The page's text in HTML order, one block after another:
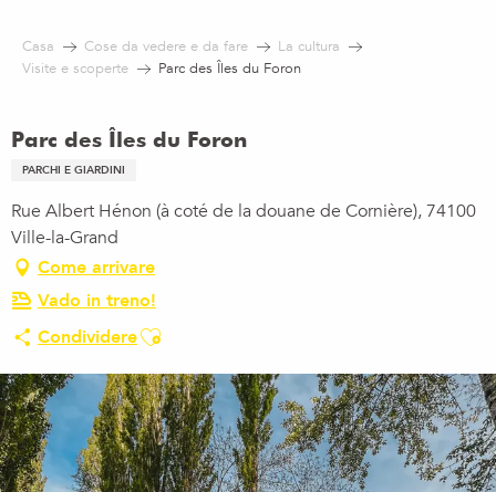
contenu
Casa Cose da vedere e da fare
La cultura
Visite e scoperte
Parc des Îles du Foron
Parc des Îles du Foron
PARCHI E GIARDINI
Rue Albert Hénon (à coté de la douane de Cornière), 74100
Ville-la-Grand
Come arrivare
Vado in treno!
CondividereAjouter aux favoris